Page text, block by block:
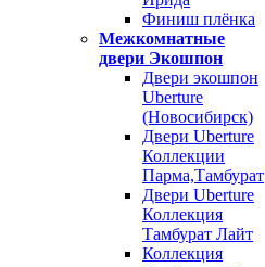
Финиш плёнка
Межкомнатные
двери Экошпон
Двери экошпон
Uberture
(Новосибирск)
Двери Uberture
Коллекции
Парма,Тамбурат
Двери Uberture
Коллекция
Тамбурат Лайт
Коллекция